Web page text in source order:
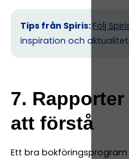
Tips från Spiris: Följ
inspiration och
7.
att förstå
Ett bra